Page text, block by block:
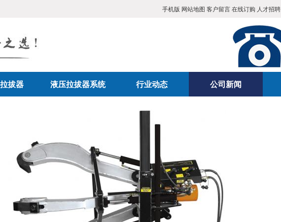
手机版 网站地图 客户留言在线订购 人才招聘
拔器 液压拉拔器系统 行业动态 公司新闻